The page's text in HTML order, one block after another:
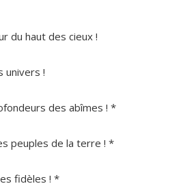
du haut des cieux !
univers !
des abîmes ! *
peuples de la terre ! *
fidèles ! *